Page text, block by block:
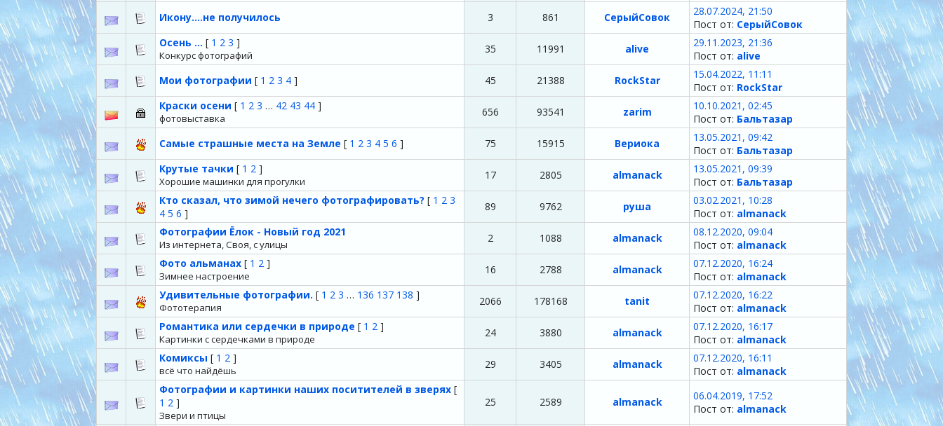
Икону....не получилось
3 861 СерыйСовок
28.07.2024, 21:50
Пост от: СерыйСовок
Осень ... [ 1 2 3 ]
Конкурс фотографий 35 11991 alive
29.11.2023, 21:36
Пост от: alive
Мои фотографии [ 1 2 3 4 ] 45 21388 RockStar
15.04.2022, 11:11
Пост от: RockStar
Краски осени [ 1 2 3 … 42 43 44 ]
фотовыставка 656 93541 zarim
10.10.2021, 02:45
Пост от: Бальтазар
Самые страшные места на Земле [ 1 2 3 4 5 6 ] 75 15915 Вериока
13.05.2021, 09:42
Пост от: Бальтазар
Крутые тачки [ 1 2 ]
Хорошие машинки для прогулки 17 2805 almanack
13.05.2021, 09:39
Пост от: Бальтазар
Кто сказал, что зимой нечего фотографировать? [ 1 2 3
4 5 6 ]
89 9762 руша
03.02.2021, 10:28
Пост от: almanack
Фотографии Ёлок - Новый год 2021
Из интернета, Своя, с улицы 2 1088 almanack
08.12.2020, 09:04
Пост от: almanack
Фото альманах [ 1 2 ]
Зимнее настроение 16 2788 almanack
07.12.2020, 16:24
Пост от: almanack
Удивительные фотографии. [ 1 2 3 … 136 137 138 ]
Фототерапия 2066 178168 tanit
07.12.2020, 16:22
Пост от: almanack
Романтика или сердечки в природе [ 1 2 ]
Картинки с сердечками в природе 24 3880 almanack
07.12.2020, 16:17
Пост от: almanack
Комиксы [ 1 2 ]
всё что найдёшь 29 3405 almanack
07.12.2020, 16:11
Пост от: almanack
Фотографии и картинки наших поситителей в зверях [
1 2 ]
Звери и птицы
25 2589 almanack
06.04.2019, 17:52
Пост от: almanack